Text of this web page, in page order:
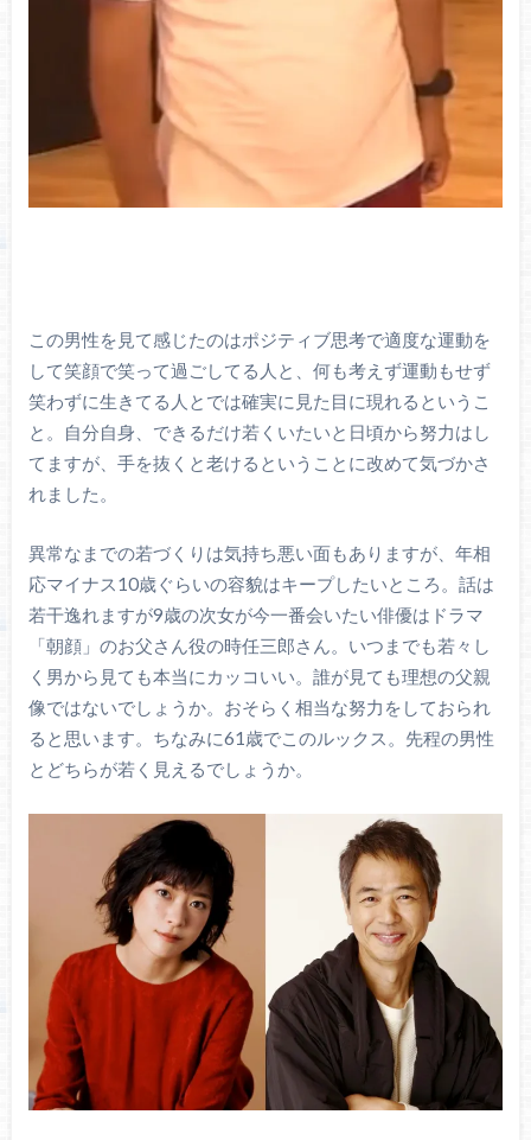
この男性を見て感じたのはポジティブ思考で適度な運動を
して笑顔で笑って過ごしてる人と、何も考えず運動もせず
笑わずに生きてる人とでは確実に見た目に現れるというこ
と。自分自身、できるだけ若くいたいと日頃から努力はし
てますが、手を抜くと老けるということに改めて気づかさ
れました。
異常なまでの若づくりは気持ち悪い面もありますが、年相
応マイナス10歳ぐらいの容貌はキープしたいところ。話は
若干逸れますが9歳の次女が今一番会いたい俳優はドラマ
「朝顔」のお父さん役の時任三郎さん。いつまでも若々し
く男から見ても本当にカッコいい。誰が見ても理想の父親
像ではないでしょうか。おそらく相当な努力をしておられ
ると思います。ちなみに61歳でこのルックス。先程の男性
とどちらが若く見えるでしょうか。